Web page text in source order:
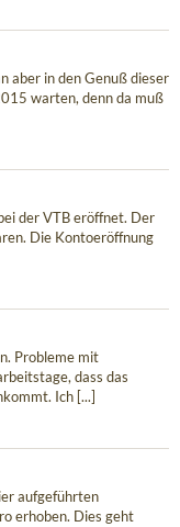
aber in den Genuß dieser
warten, denn da muß
der VTB eröffnet. Der
Die Kontoeröffnung
Probleme mit
dass das
Ich [...]
aufgeführten
erhoben. Dies geht